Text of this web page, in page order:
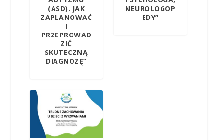
(ASD). JAK
ZAPLANOWAĆ
I
PRZEPROWAD
ZIĆ
SKUTECZNĄ
DIAGNOZĘ”
NEUROLOGOP
EDY”